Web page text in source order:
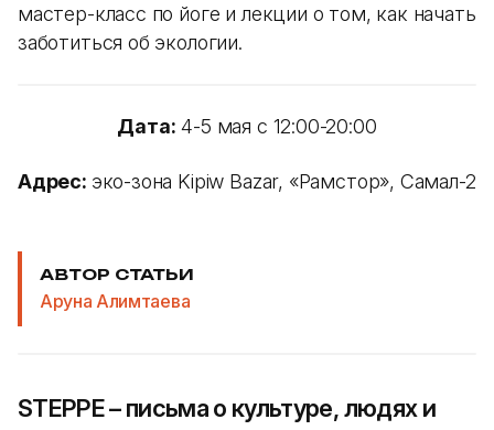
мастер-класс по йоге и лекции о том, как начать
заботиться об экологии.
Дата: 4-5 мая с 12:00-20:00
Адрес: эко-зона Kipiw Bazar, «Рамстор», Самал-2
АВТОР СТАТЬИ
Аруна Алимтаева
STEPPE – письма о культуре, людях и